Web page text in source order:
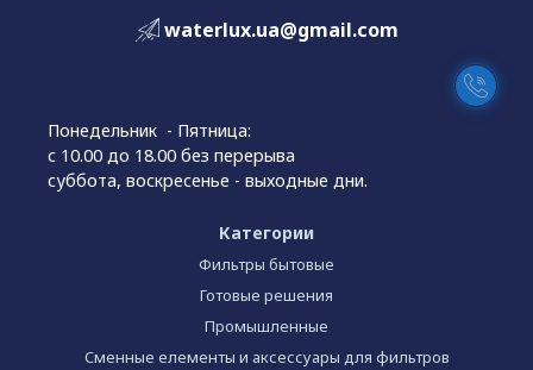
waterlux.ua@gmail.com
Понедельник - Пятница:
с 10.00 до 18.00 без перерыва
суббота, воскресенье - выходные дни.
Категории
Фильтры бытовые
Готовые решения
Промышленные
Сменные елементы и аксессуары для фильтров